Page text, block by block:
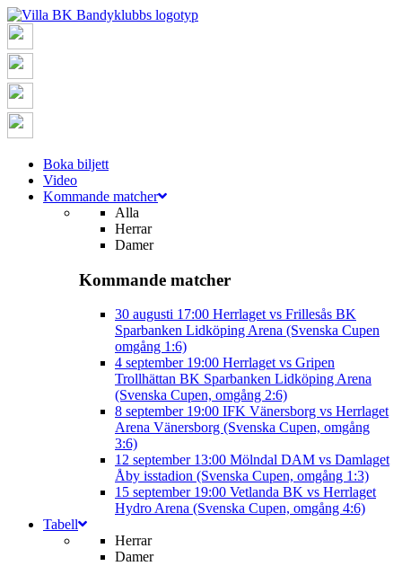
Boka biljett
Video
Kommande matcher
Alla
Herrar
Damer
Kommande matcher
30 augusti 17:00 Herrlaget vs Frillesås BK
Sparbanken Lidköping Arena (Svenska Cupen
omgång 1:6)
4 september 19:00 Herrlaget vs Gripen
Trollhättan BK Sparbanken Lidköping Arena
(Svenska Cupen, omgång 2:6)
8 september 19:00 IFK Vänersborg vs Herrlaget
Arena Vänersborg (Svenska Cupen, omgång
3:6)
12 september 13:00 Mölndal DAM vs Damlaget
Åby isstadion (Svenska Cupen, omgång 1:3)
15 september 19:00 Vetlanda BK vs Herrlaget
Hydro Arena (Svenska Cupen, omgång 4:6)
Tabell
Herrar
Damer